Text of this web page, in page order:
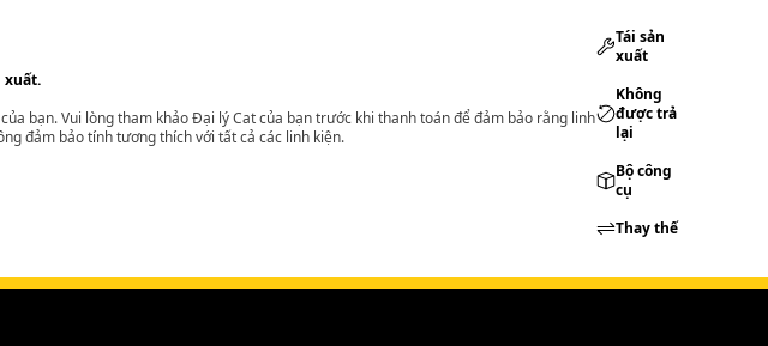
xuất.
bạn. Vui lòng tham khảo Đại lý Cat của bạn trước khi thanh toán để đảm bảo rằng linh
đảm bảo tính tương thích với tất cả các linh kiện.
Tái sản
xuất
Không
được trả
lại
Bộ công
cụ
Thay thế